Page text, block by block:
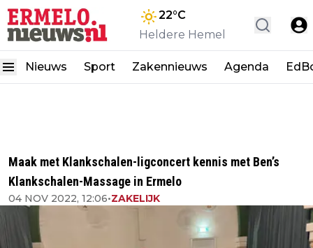
22°C
Heldere Hemel
Nieuws Sport Zakennieuws Agenda
Maak met Klankschalen-ligconcert kennis met Ben’s
Klankschalen-Massage in Ermelo
04 NOV 2022, 12:06•ZAKELIJK